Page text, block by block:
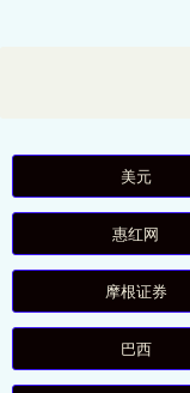
美元
惠红网
摩根证券
巴西